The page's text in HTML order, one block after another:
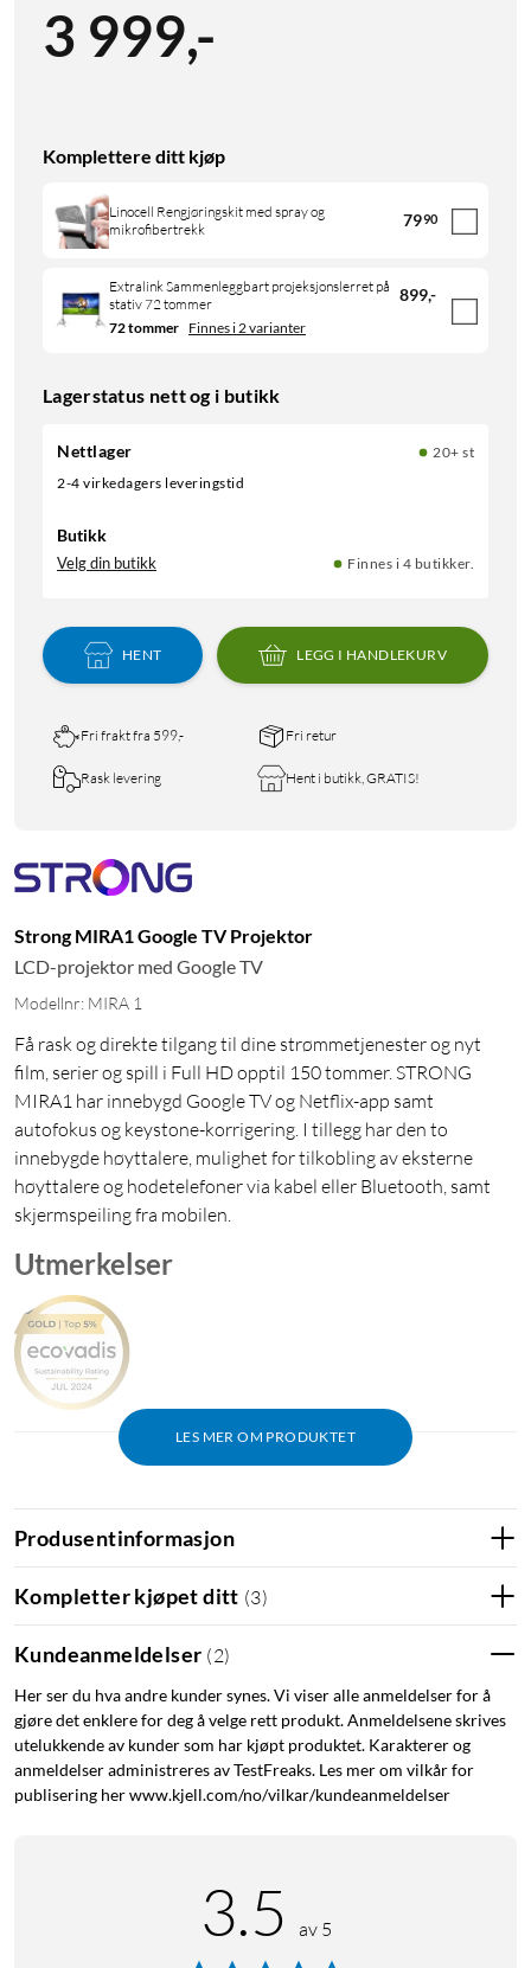
3 999,-
Komplettere ditt kjøp
Linocell Rengjøringskit med spray og
mikrofibertrekk
7990
Extralink Sammenleggbart projeksjonslerret på
stativ 72 tommer
899,-
72 tommer Finnes i 2 varianter
Lagerstatus nett og i butikk
Nettlager
20+ st
2-4 virkedagers leveringstid
Butikk
Velg din butikk Finnes i 4 butikker.
HENT LEGG I HANDLEKURV
Fri frakt fra 599,- Fri retur
Rask levering Hent i butikk, GRATIS!
Strong MIRA1 Google TV Projektor
LCD-projektor med Google TV
Modellnr: MIRA 1
Få rask og direkte tilgang til dine strømmetjenester og nyt
film, serier og spill i Full HD opptil 150 tommer. STRONG
MIRA1 har innebygd Google TV og Netflix-app samt
autofokus og keystone-korrigering. I tillegg har den to
innebygde høyttalere, mulighet for tilkobling av eksterne
høyttalere og hodetelefoner via kabel eller Bluetooth, samt
skjermspeiling fra mobilen.
LES MER OM PRODUKTET
Utmerkelser
Tilkoblinger: 3,5 mm AUX, HDMI, USB-A
Kompatible oppløsninger: 480p, 720p, 1080p
Maksimal lysstyrke: 300 lumen
Skjermstørrelse: 40–150"
Wifi: 2,4/5 GHz 802.11 a/b/g/n/ac
Bluetooth-versjon: 5.0
Operativsystem: Google TV
Mål: 214x184x164,5 mm
1x Fjernkontroll inkl batterier
Produsentinformasjon
Kompletter kjøpet ditt (3)
Kundeanmeldelser (2)
Her ser du hva andre kunder synes. Vi viser alle anmeldelser for å
gjøre det enklere for deg å velge rett produkt. Anmeldelsene skrives
utelukkende av kunder som har kjøpt produktet. Karakterer og
anmeldelser administreres av TestFreaks. Les mer om vilkår for
publisering her www.kjell.com/no/vilkar/kundeanmeldelser
3.5 av 5